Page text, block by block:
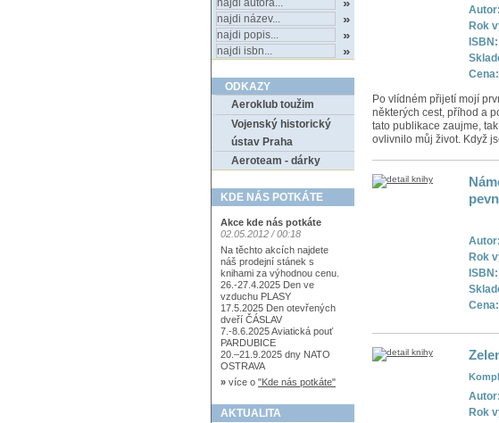
ODKAZY
Aeroklub toužim
Vojenský historický
ústav Praha
Aeroteam - dárky
KDE NÁS POTKÁTE
Akce kde nás potkáte
02.05.2012 / 00:18
Na těchto akcích najdete
náš prodejní stánek s
knihami za výhodnou cenu.
26.-27.4.2025 Den ve
vzduchu PLASY
17.5.2025 Den otevřených
dveří ČÁSLAV
7.-8.6.2025 Aviatická pouť
PARDUBICE
20.–21.9.2025 dny NATO
OSTRAVA
» více o "Kde nás potkáte"
AKTUALITA
Autor:
Rok
ISBN:
Cena:
Po vlídném přijetí mojí
některých cest, příhod a
tato publikace zaujme,
ovlivnilo můj život. Když
Autor:
Rok
ISBN:
Cena:
Autor:
Rok